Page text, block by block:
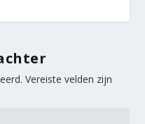
Vereiste velden zijn